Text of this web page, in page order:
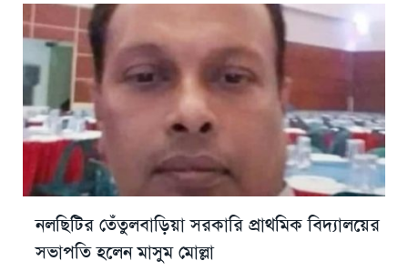
নলছিটির তেঁতুলবাড়িয়া সরকারি প্রাথমিক বিদ্যালয়ের
সভাপতি হলেন মাসুম মোল্লা